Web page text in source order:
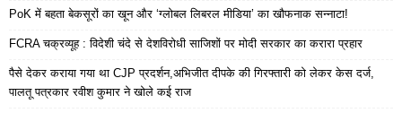
PoK में बहता बेकसूरों का खून और ‘ग्लोबल लिबरल मीडिया’ का खौफनाक सन्नाटा!
FCRA चक्रव्यूह : विदेशी चंदे से देशविरोधी साजिशों पर मोदी सरकार का करारा प्रहार
पैसे देकर कराया गया था CJP प्रदर्शन,अभिजीत दीपके की गिरफ्तारी को लेकर केस दर्ज,
पालतू पत्रकार रवीश कुमार ने खोले कई राज